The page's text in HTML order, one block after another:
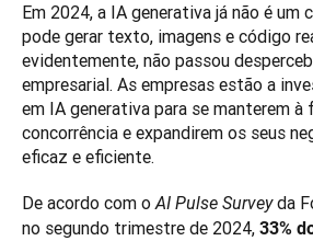
Em 2024, a IA generativa já não é um
pode gerar texto, imagens e código
evidentemente, não passou
empresarial. As empresas estão a
em IA generativa para se manterem à
concorrência e expandirem os seus
eficaz e eficiente.
De acordo com o AI Pulse Survey da
no segundo trimestre de 2024, 33%